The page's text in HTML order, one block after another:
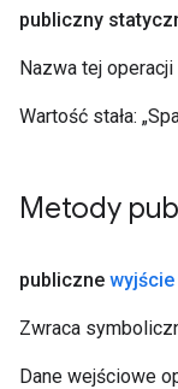
publiczny
Nazwa tej
Wartość stała:
Metody
publiczne wyjście
Zwraca
Dane wejściowe